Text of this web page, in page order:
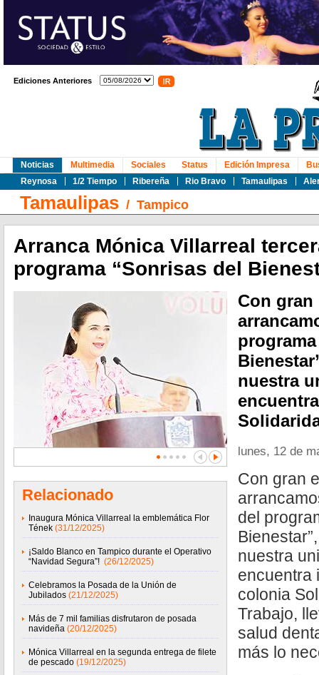
Ediciones Anteriores
Noticias
Reynosa
1/2 Tiempo Ribereña Rio Bravo Tamaulipas
Multimedia Sociales Status Edición Impresa
Tamaulipas / Tampico
Arranca Mónica Villarreal
programa “Sonrisas del
Relacionado
Inaugura Mónica Villarreal la emblemática Flor
Tének (31/12/2025)
¡Saldo Blanco en Tampico durante el Operativo
“Navidad Segura”! (26/12/2025)
Celebramos la Posada de la Unión de
Jubilados (21/12/2025)
Más de 7 mil familias disfrutaron de posada
navideña (20/12/2025)
Mónica Villarreal en la segunda entrega de filete
de pescado (19/12/2025)
Con
nuestra
lunes, 12 de
Con gran
del
nuestra
encuentra
colonia
Trabajo,
salud
más lo